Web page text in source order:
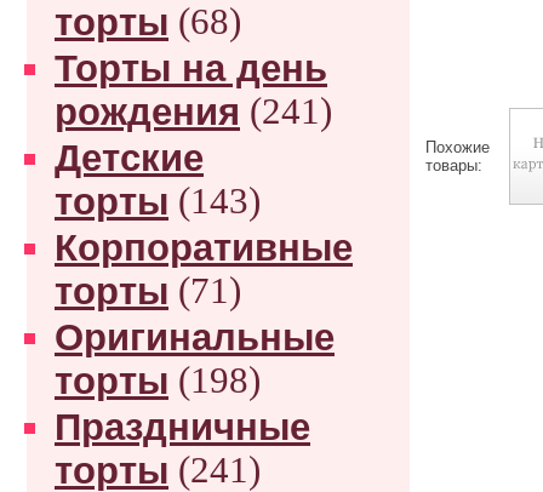
торты (68)
Торты на день
рождения (241)
Детские
торты (143)
Корпоративные
торты (71)
Оригинальные
торты (198)
Праздничные
торты (241)
Похожие
товары: